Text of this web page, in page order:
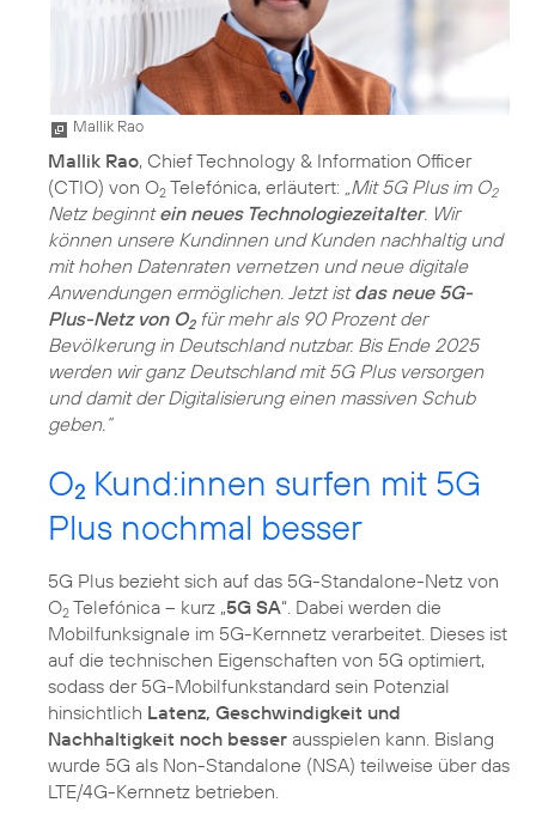
Mallik Rao
Mallik Rao, Chief Technology & Information Officer
(CTIO) von O2 Telefónica, erläutert: „Mit 5G Plus im O2
Netz beginntein neues Technologiezeitalter. Wir
können unsere Kundinnen und Kunden nachhaltig und
mit hohen Datenraten vernetzen und neue digitale
Anwendungen ermöglichen. Jetzt istdas neue 5G-
Plus-Netz von O2für mehr als 90 Prozent der
Bevölkerung in Deutschland nutzbar. Bis Ende 2025
werden wir ganz Deutschland mit 5G Plus versorgen
und damit der Digitalisierung einen massiven Schub
geben.“
O2 Kund:innen surfen mit 5G
Plus nochmal besser
5G Plus bezieht sich auf das 5G-Standalone-Netz von
O2 Telefónica – kurz „5G SA“. Dabei werden die
Mobilfunksignale im 5G-Kernnetz verarbeitet. Dieses ist
auf die technischen Eigenschaften von 5G optimiert,
sodass der 5G-Mobilfunkstandard sein Potenzial
hinsichtlich Latenz, Geschwindigkeit und
Nachhaltigkeit noch besser ausspielen kann. Bislang
wurde 5G als Non-Standalone (NSA) teilweise über das
LTE/4G-Kernnetz betrieben.